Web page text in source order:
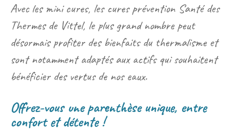
Avec les mini cures, les cures prévention Santé des
Thermes de Vittel, le plus grand nombre peut
désormais profiter des bienfaits du thermalisme et
sont notamment adaptés aux actifs qui souhaitent
bénéficier des vertus de nos eaux.
Offrez-vous une parenthèse unique, entre
confort et détente !